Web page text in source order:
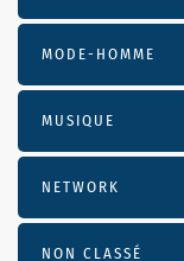
MODE-HOMME
MUSIQUE
NETWORK
NON CLASSÉ